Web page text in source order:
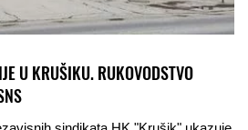
U KRUŠIKU. RUKOVODSTVO